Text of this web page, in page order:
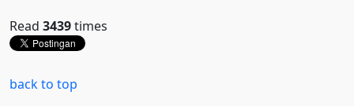
Read 3439times
back to top